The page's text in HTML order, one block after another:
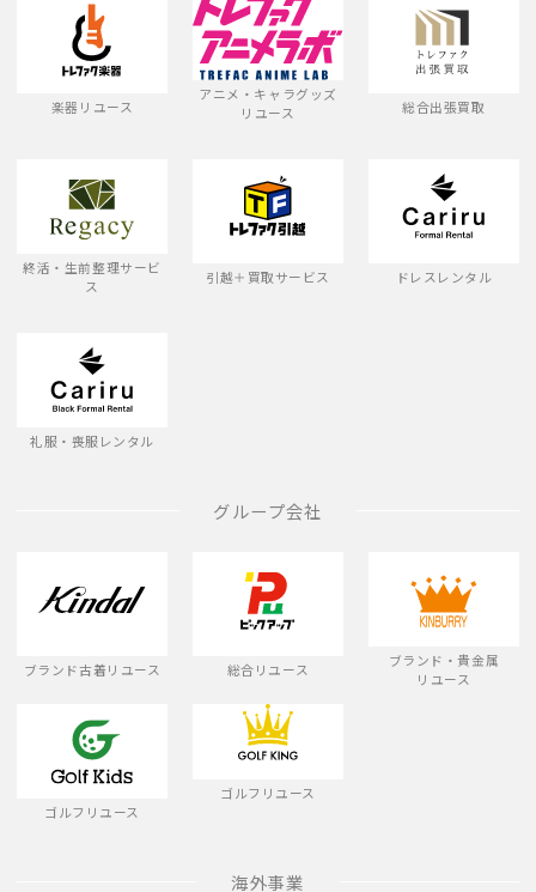
楽器リユース
アニメ・キャラグッズ
リユース
総合出張買取
終活・生前整理サービ
ス
引越＋買取サービス ドレスレンタル
礼服・喪服レンタル
グループ会社
ブランド古着リユース 総合リユース
ブランド・貴金属
リユース
ゴルフリユース
ゴルフリユース
海外事業